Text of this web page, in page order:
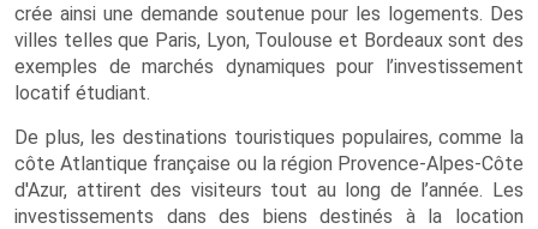
crée ainsi une demande soutenue pour les logements. Des
villes telles que Paris, Lyon, Toulouse et Bordeaux sont des
exemples de marchés dynamiques pour l’investissement
locatif étudiant.
De plus, les destinations touristiques populaires, comme la
côte Atlantique française ou la région Provence-Alpes-Côte
d'Azur, attirent des visiteurs tout au long de l’année. Les
investissements dans des biens destinés à la location